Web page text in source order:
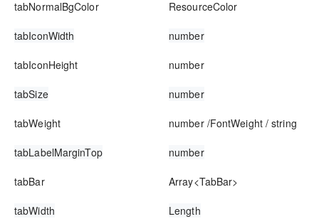
tabNormalBgColor ResourceColor
tabIconWidth number
tabIconHeight number
tabSize number
tabWeight number /FontWeight / string
tabLabelMarginTop number
tabBar Array<TabBar>
tabWidth Length